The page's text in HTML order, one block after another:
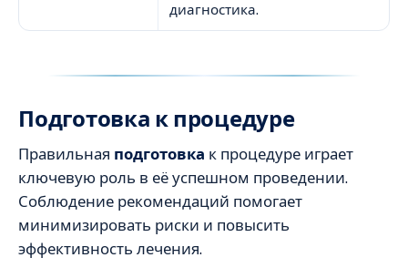
диагностика.
Подготовка к процедуре
Правильная подготовка к процедуре играет
ключевую роль в её успешном проведении.
Соблюдение рекомендаций помогает
минимизировать риски и повысить
эффективность лечения.